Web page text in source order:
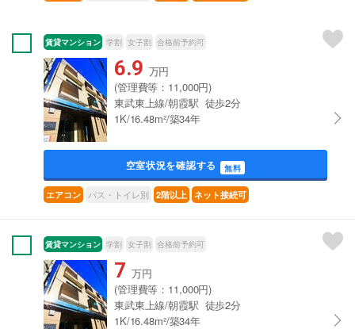
賃貸マンション 学割 女子割 合格前予約可
6.9 万円
(管理費等：11,000円)
東武東上線/朝霞駅 徒歩2分
1K/16.48m²/築34年
空室状況を確認する 無料
エアコン バス・トイレ別 2階以上 ネット接続可
賃貸マンション 学割 女子割 合格前予約可
7 万円
(管理費等：11,000円)
東武東上線/朝霞駅 徒歩2分
1K/16.48m²/築34年